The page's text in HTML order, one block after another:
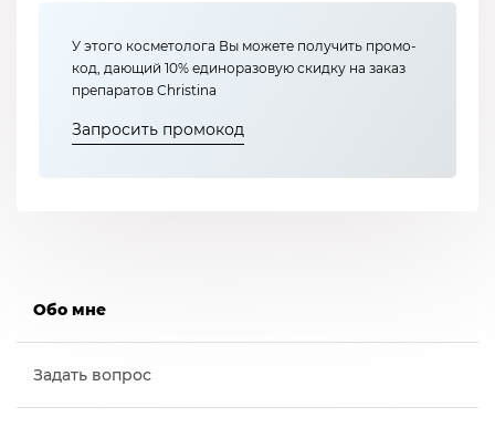
У этого косметолога Вы можете получить промо-
код, дающий 10% единоразовую скидку на заказ
препаратов Christina
Запросить промокод
Обо мне
Задать вопрос